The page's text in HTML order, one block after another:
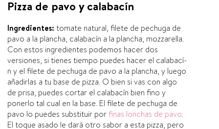
Pizza de pavo y calabací­n
Ingredientes: tomate natural, filete de pechuga de
pavo a la plancha, calabací­n a la plancha, mozzarella.
Con estos ingredientes podemos hacer dos
versiones, si tienes tiempo puedes hacer el calabací­
n y el filete de pechuga de pavo a la plancha, y luego
añadirlas a tu base de pizza. O bien si vas con algo
de prisa, puedes cortar el calabací­n bien fino y
ponerlo tal cual en la base. El filete de pechuga de
pavo lo puedes substituir porfinas lonchas de pavo.
El toque asado le dará otro sabor a esta pizza, pero